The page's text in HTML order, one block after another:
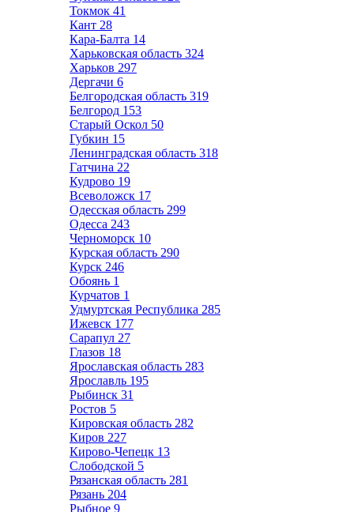
Токмок 41
Кант 28
Кара-Балта 14
Харьковская область 324
Харьков 297
Дергачи 6
Белгородская область 319
Белгород 153
Старый Оскол 50
Губкин 15
Ленинградская область 318
Гатчина 22
Кудрово 19
Всеволожск 17
Одесская область 299
Одесса 243
Черноморск 10
Курская область 290
Курск 246
Обоянь 1
Курчатов 1
Удмуртская Республика 285
Ижевск 177
Сарапул 27
Глазов 18
Ярославская область 283
Ярославль 195
Рыбинск 31
Ростов 5
Кировская область 282
Киров 227
Кирово-Чепецк 13
Слободской 5
Рязанская область 281
Рязань 204
Рыбное 9